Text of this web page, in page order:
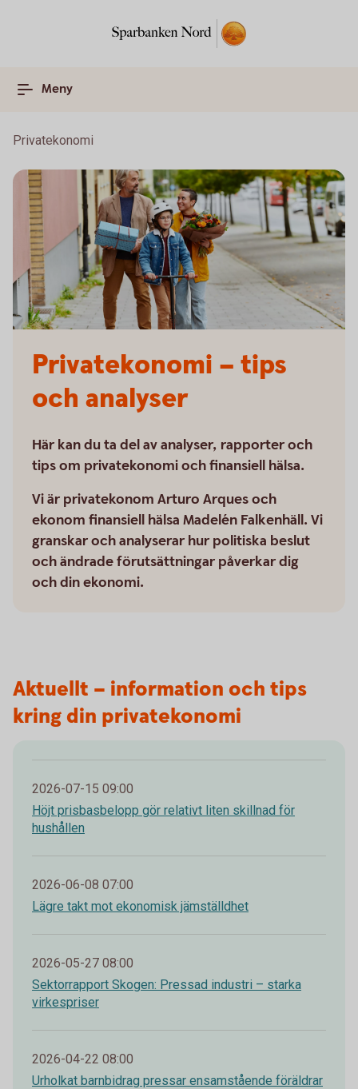
Meny
Privatekonomi
Privatekonomi – tips
och analyser
Här kan du ta del av analyser, rapporter och
tips om privatekonomi och finansiell hälsa.
Vi är privatekonom Arturo Arques och
ekonom finansiell hälsa Madelén Falkenhäll. Vi
granskar och analyserar hur politiska beslut
och ändrade förutsättningar påverkar dig
och din ekonomi.
Aktuellt – information och tips
kring din privatekonomi
2026-07-15 09:00
Höjt prisbasbelopp gör relativt liten skillnad för
hushållen
2026-06-08 07:00
Lägre takt mot ekonomisk jämställdhet
2026-05-27 08:00
Sektorrapport Skogen: Pressad industri – starka
virkespriser
2026-04-22 08:00
Urholkat barnbidrag pressar ensamstående föräldrar